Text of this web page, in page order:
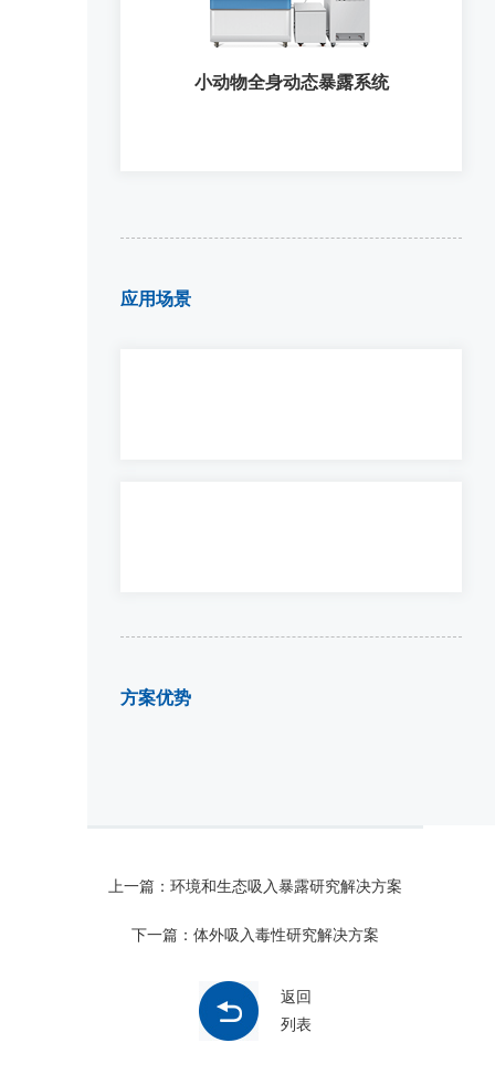
小动物全身动态暴露系统
应用场景
方案优势
上一篇：环境和生态吸入暴露研究解决方案
下一篇：体外吸入毒性研究解决方案
返回
列表